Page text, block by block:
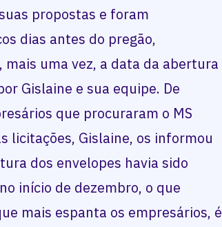
propostas e foram
dias antes do pregão,
mais uma vez, a data da abertura
Gislaine e sua equipe. De
que procuraram o MS
licitações, Gislaine, os informou
dos envelopes havia sido
início de dezembro, o que
mais espanta os empresários, é